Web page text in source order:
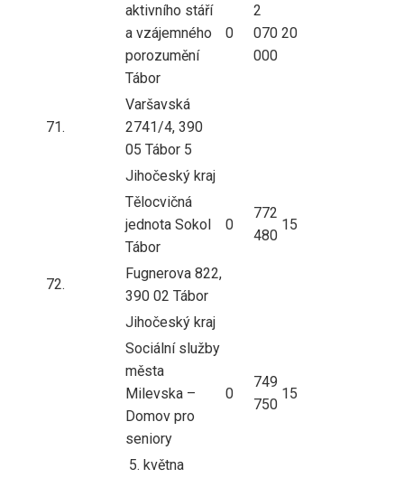
aktivního stáří
a vzájemného
porozumění
Tábor
0
2
070
000
20
71.
Varšavská
2741/4, 390
05 Tábor 5
Jihočeský kraj
Tělocvičná
jednota Sokol
Tábor
0
772
480
15
72.
Fugnerova 822,
390 02 Tábor
Jihočeský kraj
Sociální služby
města
Milevska –
Domov pro
seniory
0
749
750
15
5. května